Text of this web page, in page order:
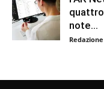
note...